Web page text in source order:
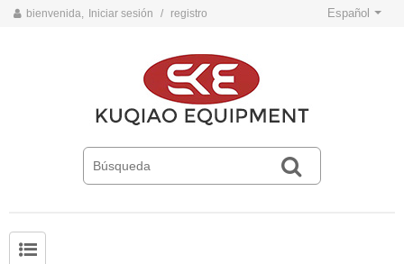
bienvenida, Iniciar sesión / registro Español